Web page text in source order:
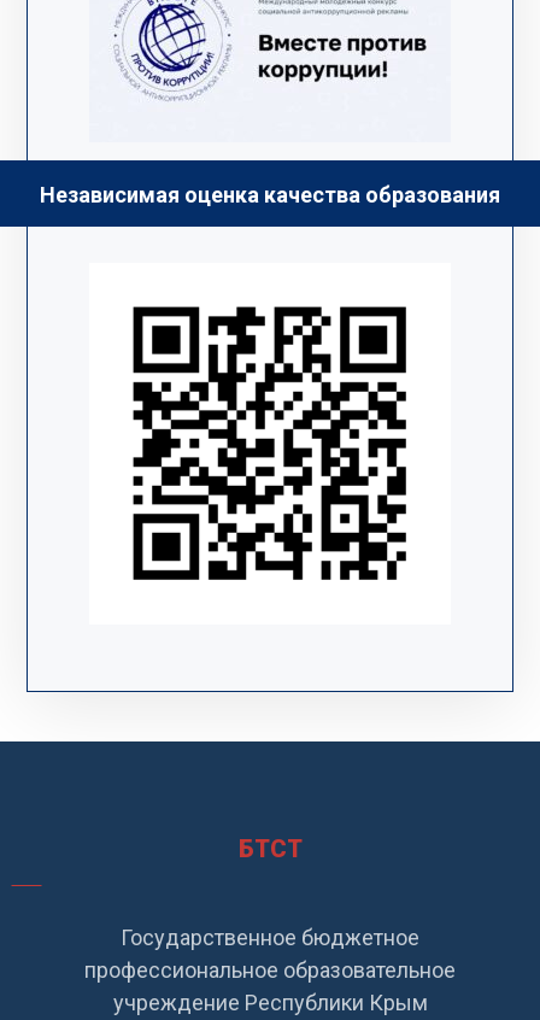
Независимая оценка качества образования
БТСТ
Государственное бюджетное
профессиональное образовательное
учреждение Республики Крым